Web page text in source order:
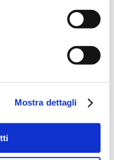
Mostra dettagli
23, 2026| News
stimare e pianificare i
strumenti e metodi
complessi e